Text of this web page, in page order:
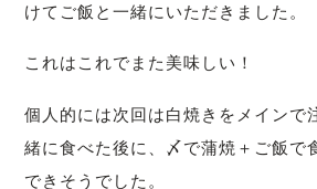
けてご飯と一緒にいただきました。
これはこれでまた美味しい！
個人的には次回は白焼きをメインで
緒に食べた後に、〆で蒲焼＋ご飯で
できそうでした。